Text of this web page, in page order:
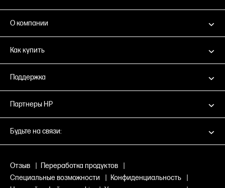
О компании
Как купить
Поддержка
Партнеры HP
Будьте на связи:
Отзыв Переработка продуктов
Специальные возможности
Конфиденциальность